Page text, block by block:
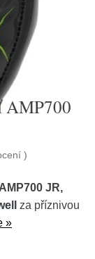
AMP700
)
JR,
za příznivou
»